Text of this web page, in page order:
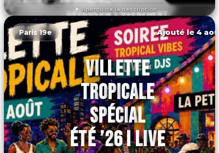
Aperçu de la description
DÉCOUVRIR L'ÉVÉNEMENT
Paris 19e Ajouté le 4
VILLETTE
TROPICALE
SPÉCIAL
ÉTÉ ’26 I LIVE